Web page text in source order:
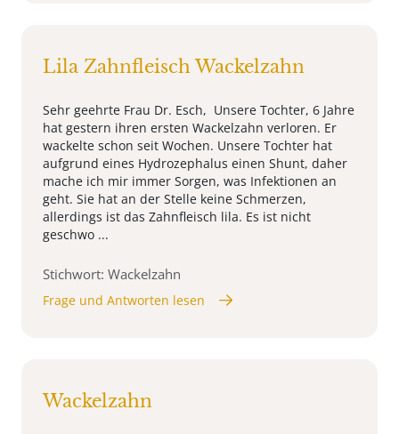
Lila Zahnfleisch Wackelzahn
Sehr geehrte Frau Dr. Esch, Unsere Tochter, 6 Jahre
hat gestern ihren ersten Wackelzahn verloren. Er
wackelte schon seit Wochen. Unsere Tochter hat
aufgrund eines Hydrozephalus einen Shunt, daher
mache ich mir immer Sorgen, was Infektionen an
geht. Sie hat an der Stelle keine Schmerzen,
allerdings ist das Zahnfleisch lila. Es ist nicht
geschwo ...
Stichwort: Wackelzahn
Frage und Antworten lesen
Wackelzahn